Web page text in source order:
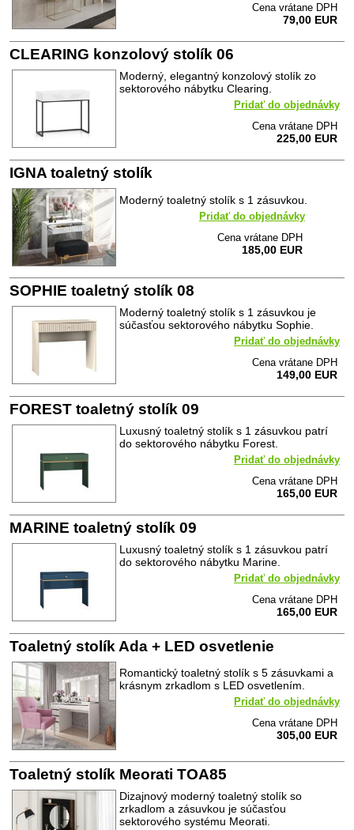
Cena vrátane DPH
79,00 EUR
CLEARING konzolový stolík 06
Moderný, elegantný konzolový stolík zo
sektorového nábytku Clearing.
Pridať do objednávky
Cena vrátane DPH
225,00 EUR
IGNA toaletný stolík
Moderný toaletný stolík s 1 zásuvkou.
Pridať do objednávky
Cena vrátane DPH
185,00 EUR
SOPHIE toaletný stolík 08
Moderný toaletný stolík s 1 zásuvkou je
súčasťou sektorového nábytku Sophie.
Pridať do objednávky
Cena vrátane DPH
149,00 EUR
FOREST toaletný stolík 09
Luxusný toaletný stolík s 1 zásuvkou patrí
do sektorového nábytku Forest.
Pridať do objednávky
Cena vrátane DPH
165,00 EUR
MARINE toaletný stolík 09
Luxusný toaletný stolík s 1 zásuvkou patrí
do sektorového nábytku Marine.
Pridať do objednávky
Cena vrátane DPH
165,00 EUR
Toaletný stolík Ada + LED osvetlenie
Romantický toaletný stolík s 5 zásuvkami a
krásnym zrkadlom s LED osvetlením.
Pridať do objednávky
Cena vrátane DPH
305,00 EUR
Toaletný stolík Meorati TOA85
Dizajnový moderný toaletný stolík so
zrkadlom a zásuvkou je súčasťou
sektorového systému Meorati.